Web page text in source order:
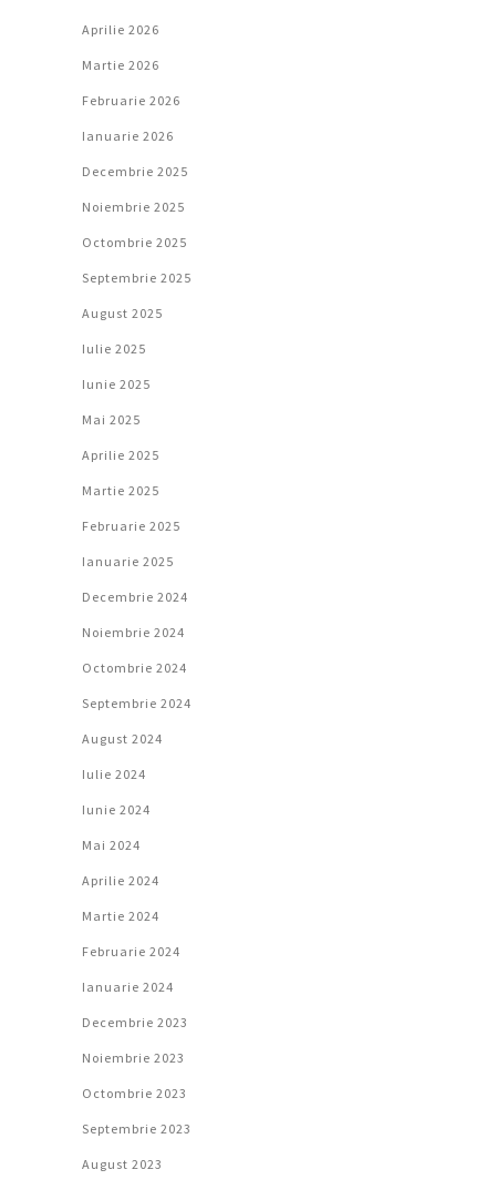
Aprilie 2026
Martie 2026
Februarie 2026
Ianuarie 2026
Decembrie 2025
Noiembrie 2025
Octombrie 2025
Septembrie 2025
August 2025
Iulie 2025
Iunie 2025
Mai 2025
Aprilie 2025
Martie 2025
Februarie 2025
Ianuarie 2025
Decembrie 2024
Noiembrie 2024
Octombrie 2024
Septembrie 2024
August 2024
Iulie 2024
Iunie 2024
Mai 2024
Aprilie 2024
Martie 2024
Februarie 2024
Ianuarie 2024
Decembrie 2023
Noiembrie 2023
Octombrie 2023
Septembrie 2023
August 2023